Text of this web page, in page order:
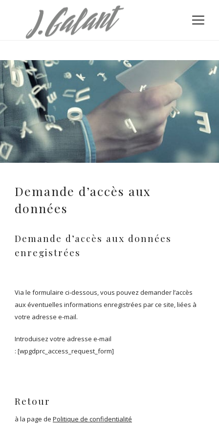
Demande d’accès aux
données
Demande d’accès aux données
enregistrées
Via le formulaire ci-dessous, vous pouvez demander l’accès
aux éventuelles informations enregistrées par ce site, liées à
votre adresse e-mail.
Introduisez votre adresse e-mail
: [wpgdprc_access_request_form]
Retour
à la page de Politique de confidentialité